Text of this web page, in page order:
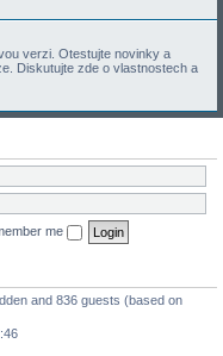
verzi. Otestujte novinky a
Diskutujte zde o vlastnostech a
me
and 836 guests (based on